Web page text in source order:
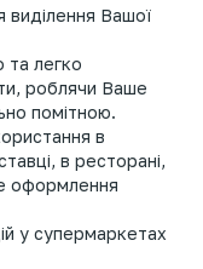
виділення Вашої
та легко
роблячи Ваше
помітною.
в
в ресторані,
оформлення
у супермаркетах